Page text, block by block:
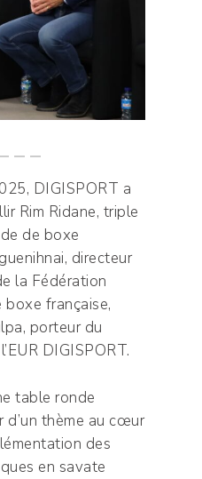
DIGISPORT a
Rim Ridane, triple
de boxe
directeur
la Fédération
boxe française,
porteur du
DIGISPORT.
table ronde
d’un thème au cœur
des
en savate